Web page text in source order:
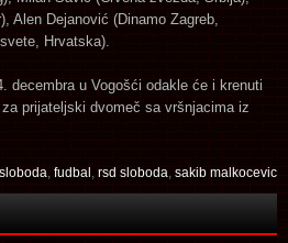
Alen Dejanović (Dinamo Zagreb,
Hrvatska).
decembra u Vogošći odakle će i krenuti
prijateljski dvomeč sa vršnjacima iz
fudbal rsd sloboda sakib malkocevic